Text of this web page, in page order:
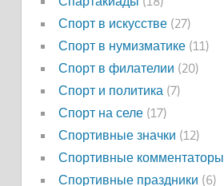
Спорт в искусстве(27)
Спорт в нумизматике(11)
Спорт в филателии (20)
Спорт и политика (7)
Спорт на селе(17)
Спортивные значки (12)
Спортивные комментаторы
Спортивные праздники (6)